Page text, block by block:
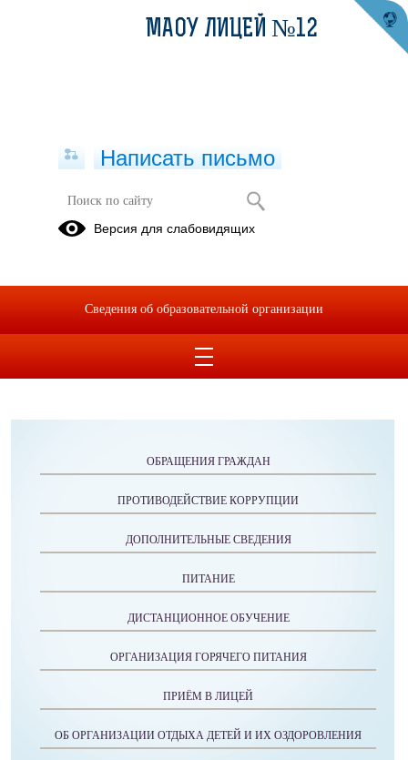
Формы документов, связанных с
противодействием коррупции, для
ОБРАЩЕНИЯ ГРАЖДАН
ПРОТИВОДЕЙСТВИЕ КОРРУПЦИИ
ДОПОЛНИТЕЛЬНЫЕ СВЕДЕНИЯ
ПИТАНИЕ
ДИСТАНЦИОННОЕ ОБУЧЕНИЕ
ОРГАНИЗАЦИЯ ГОРЯЧЕГО ПИТАНИЯ
ПРИЁМ В ЛИЦЕЙ
ОБ ОРГАНИЗАЦИИ ОТДЫХА ДЕТЕЙ И ИХ ОЗДОРОВЛЕНИЯ
МАОУ ЛИЦЕЙ №12
Написать письмо
Версия для слабовидящих
Сведения об образовательной организации